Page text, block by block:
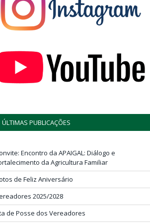
ÚLTIMAS PUBLICAÇÕES
Encontro da APAIGAL: Diálogo e
da Agricultura Familiar
de Feliz Aniversário
2025/2028
de Posse dos Vereadores